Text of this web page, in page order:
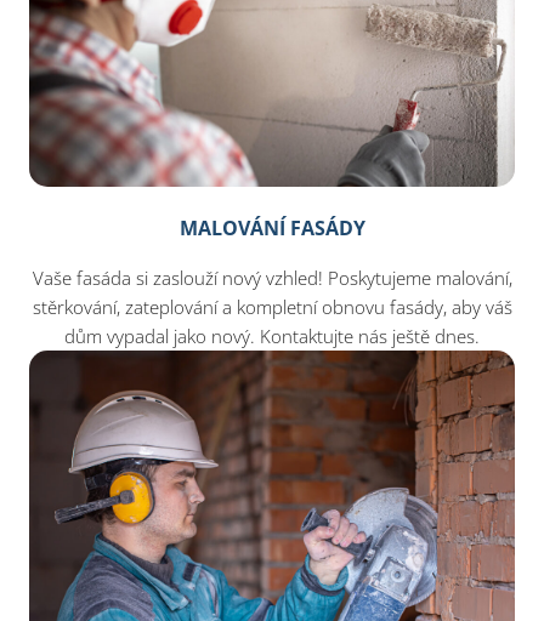
MALOVÁNÍ FASÁDY
Vaše fasáda si zaslouží nový vzhled! Poskytujeme malování,
stěrkování, zateplování a kompletní obnovu fasády, aby váš
dům vypadal jako nový. Kontaktujte nás ještě dnes.